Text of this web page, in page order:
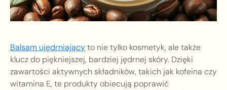
Balsam ujędrniającyto nie tylko kosmetyk, ale także
klucz do piękniejszej, bardziej jędrnej skóry. Dzięki
zawartości aktywnych składników, takich jak kofeina czy
witamina E, te produkty obiecują poprawić